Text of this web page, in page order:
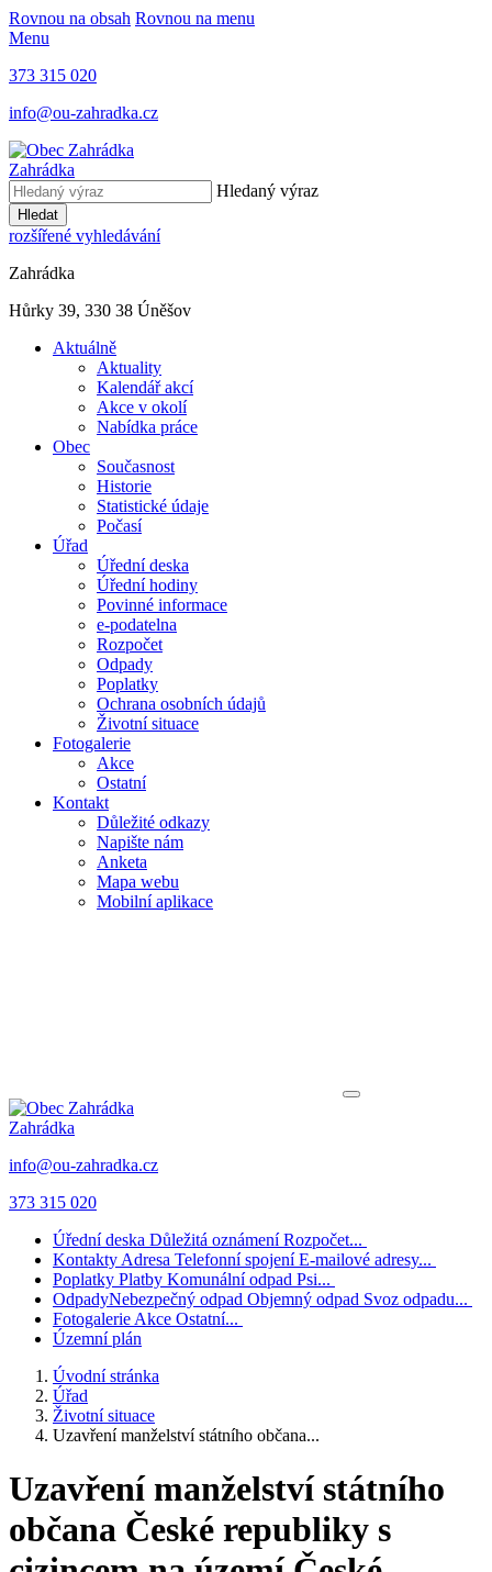
Rovnou na obsah Rovnou na menu
Menu
373 315 020
info@ou-zahradka.cz
Zahrádka
Hledaný výraz
Hledat
rozšířené vyhledávání
Zahrádka
Hůrky 39, 330 38 Úněšov
Aktuálně
Aktuality
Kalendář akcí
Akce v okolí
Nabídka práce
Obec
Současnost
Historie
Statistické údaje
Počasí
Úřad
Úřední deska
Úřední hodiny
Povinné informace
e-podatelna
Rozpočet
Odpady
Poplatky
Ochrana osobních údajů
Životní situace
Fotogalerie
Akce
Ostatní
Kontakt
Důležité odkazy
Napište nám
Anketa
Mapa webu
Mobilní aplikace
Zahrádka
info@ou-zahradka.cz
373 315 020
Úřední deska Důležitá oznámení Rozpočet...
Kontakty Adresa Telefonní spojení E-mailové adresy...
Poplatky Platby Komunální odpad Psi...
OdpadyNebezpečný odpad Objemný odpad Svoz odpadu...
Fotogalerie Akce Ostatní...
Územní plán
Úvodní stránka
Úřad
Životní situace
Uzavření manželství státního občana...
Uzavření manželství státního
občana České republiky s